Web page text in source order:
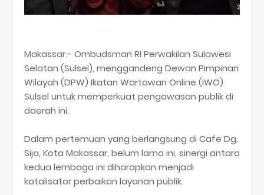
Makassar.- Ombudsman RI Perwakilan Sulawesi
Selatan (Sulsel), menggandeng Dewan Pimpinan
Wilayah (DPW) Ikatan Wartawan Online (IWO)
Sulsel untuk memperkuat pengawasan publik di
daerah ini.
Dalam pertemuan yang berlangsung di Cafe Dg.
Sija, Kota Makassar, belum lama ini, sinergi antara
kedua lembaga ini diharapkan menjadi
katalisator perbaikan layanan publik.